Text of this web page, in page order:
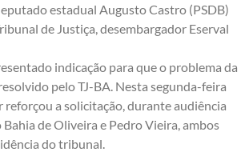
estadual Augusto Castro (PSDB)
de Justiça, desembargador Eserval
indicação para que o problema da
pelo TJ-BA. Nesta segunda-feira
reforçou a solicitação, durante audiência
de Oliveira e Pedro Vieira, ambos
do tribunal.